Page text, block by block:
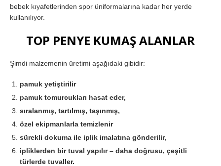
bebek kıyafetlerinden spor üniformalarına kadar her yerde
kullanılıyor.
TOP PENYE KUMAŞ ALANLAR
Şimdi malzemenin üretimi aşağıdaki gibidir:
pamuk yetiştirilir
pamuk tomurcukları hasat eder,
sıralanmış, tartılmış, taşınmış,
özel ekipmanlarla temizlenir
sürekli dokuma ile iplik imalatına gönderilir,
ipliklerden bir tuval yapılır – daha doğrusu, çeşitli
türlerde tuvaller.